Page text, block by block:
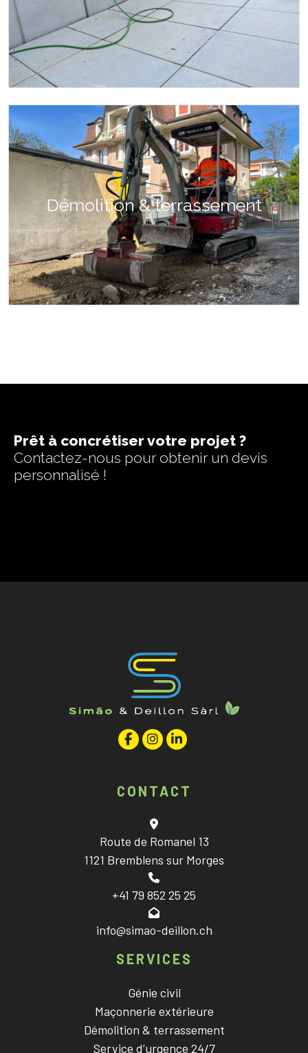
Démolition & terrassement
Prêt à concrétiser votre projet ?
Contactez-nous pour obtenir un devis
personnalisé !
CONTACT
Route de Romanel 13
1121 Bremblens sur Morges
+41 79 852 25 25
info@simao-deillon.ch
SERVICES
Génie civil
Maçonnerie extérieure
Démolition & terrassement
Service d’urgence 24/7